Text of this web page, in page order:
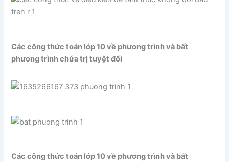
Các công thức toán lớp 10 về phương trình và bất
phương trình chứa trị tuyệt đối
Các công thức toán lớp 10 về phương trình và bất